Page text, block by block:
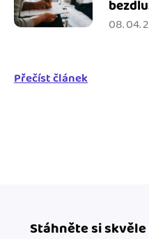
08. 04.
Přečíst článek
Stáhněte si